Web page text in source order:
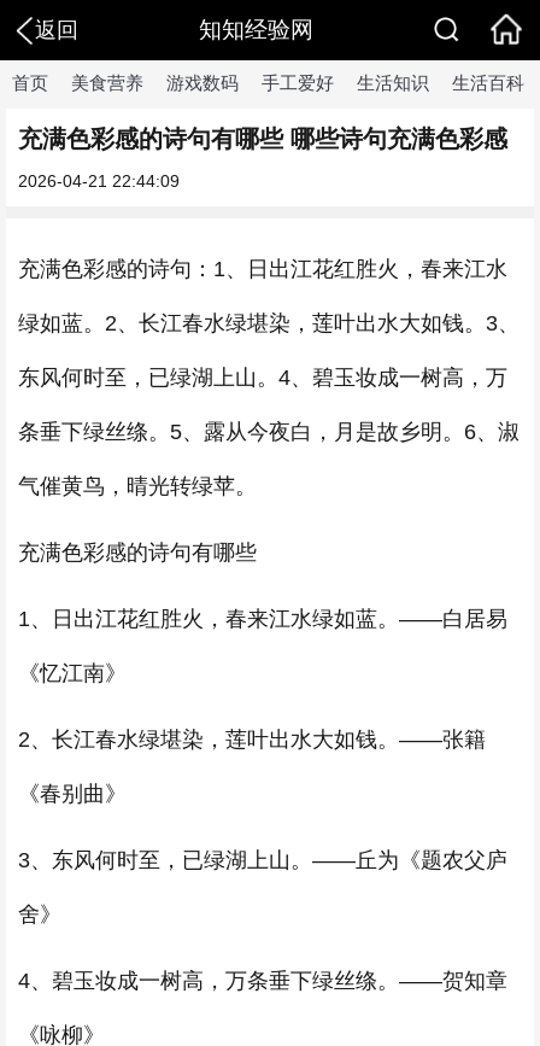
返回 知知经验网
首页 美食营养 游戏数码 手工爱好 生活知识 生活百科
充满色彩感的诗句有哪些 哪些诗句充满色彩感
2026-04-21 22:44:09
充满色彩感的诗句：1、日出江花红胜火，春来江水
绿如蓝。2、长江春水绿堪染，莲叶出水大如钱。3、
东风何时至，已绿湖上山。4、碧玉妆成一树高，万
条垂下绿丝绦。5、露从今夜白，月是故乡明。6、淑
气催黄鸟，晴光转绿苹。
充满色彩感的诗句有哪些
1、日出江花红胜火，春来江水绿如蓝。——白居易
《忆江南》
2、长江春水绿堪染，莲叶出水大如钱。——张籍
《春别曲》
3、东风何时至，已绿湖上山。——丘为《题农父庐
舍》
4、碧玉妆成一树高，万条垂下绿丝绦。——贺知章
《咏柳》